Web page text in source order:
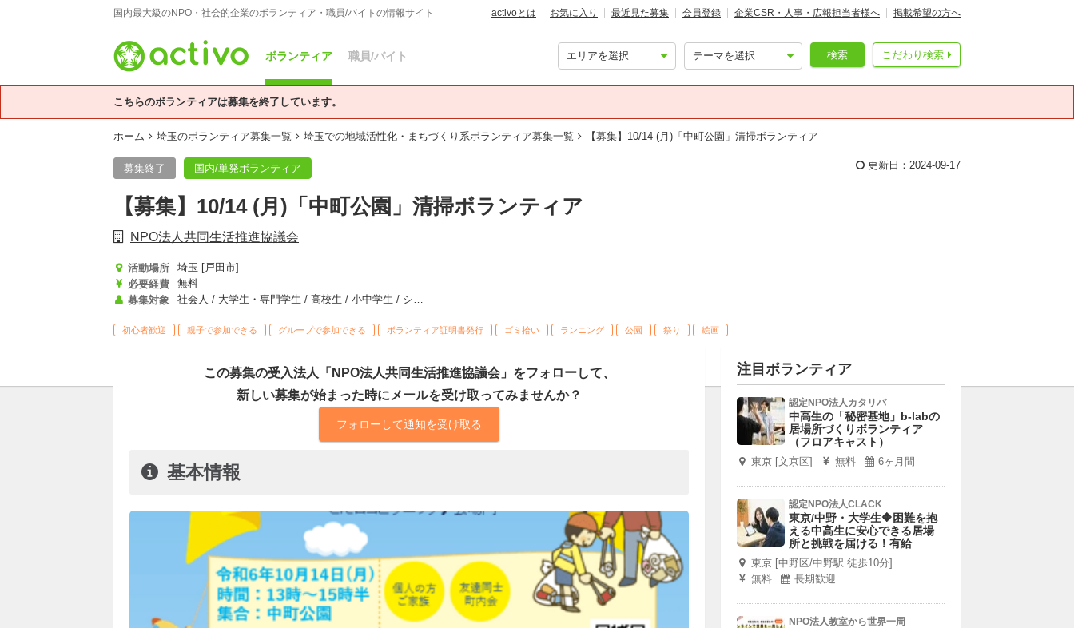
国内最大級のNPO・社会的企業のボランティア・職員/バイトの情報サイト activoとは お気に入り 最近見た募集 会員登録 企業CSR・人事・広報担当者様へ 掲載希望の方へ
ボランティア 職員/バイト こだわり検索
検索
こちらのボランティアは募集を終了しています。
ホーム 埼玉のボランティア募集一覧 埼玉での地域活性化・まちづくり系ボランティア募集一覧 【募集】10/14 (月)「中町公園」清掃ボランティア
募集終了 国内/単発ボランティア 更新日：2024-09-17
【募集】10/14 (月)「中町公園」清掃ボランティア
NPO法人共同生活推進協議会
活動場所
埼玉 [戸田市]
必要経費
無料
募集対象
社会人 / 大学生・専門学生 / 高校生 / 小中学生 / シニア
初心者歓迎 親子で参加できる グループで参加できる ボランティア証明書発行 ゴミ拾い ランニング 公園 祭り 絵画
この募集の受入法人「NPO法人共同生活推進協議会」をフォローして、
新しい募集が始まった時にメールを受け取ってみませんか？
フォローして通知を受け取る
基本情報
注目ボランティア
認定NPO法人カタリバ
中高生の「秘密基地」b-labの
居場所づくりボランティア
（フロアキャスト）
東京 [文京区] 無料 6ヶ月間
認定NPO法人CLACK
東京/中野・大学生🔶困難を抱
える中高生に安心できる居場
所と挑戦を届ける！有給
東京 [中野区/中野駅 徒歩10分]
無料
長期歓迎
NPO法人教室から世界一周